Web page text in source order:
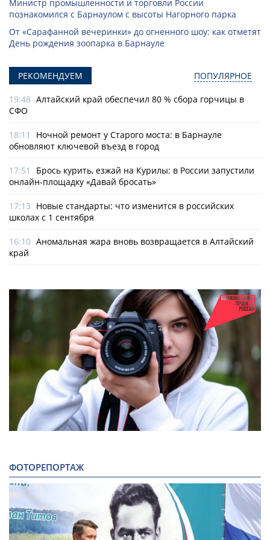
Министр промышленности и торговли России
познакомился с Барнаулом с высоты Нагорного парка
От «Сарафанной вечеринки» до огненного шоу: как отметят
День рождения зоопарка в Барнауле
РЕКОМЕНДУЕМ ПОПУЛЯРНОЕ
19:48 Алтайский край обеспечил 80 % сбора горчицы в
СФО
18:11
Ночной ремонт у Старого моста: в Барнауле
обновляют ключевой въезд в город
17:51
Брось курить, езжай на Курилы: в России запустили
онлайн-­площадку «Давай бросать»
17:13 Новые стандарты: что изменится в российских
школах с 1 сентября
16:10 Аномальная жара вновь возвращается в Алтайский
край
ФОТОРЕПОРТАЖ